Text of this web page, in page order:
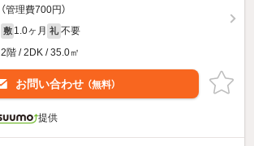
（管理費700円）
敷 1.0ヶ月 礼 不要
2階 / 2DK / 35.0㎡
お問い合わせ （無料）
提供